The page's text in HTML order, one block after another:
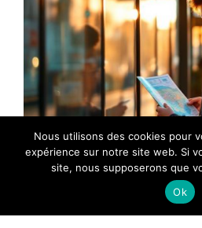
Comment choisir l’emplacement
étudiant rentable et attractif
Nous utilisons des cookies pour
expérience sur notre site web. Si
site, nous supposerons que
Ok